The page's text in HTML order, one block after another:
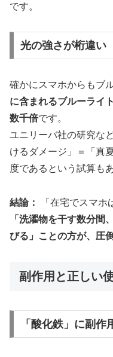
です。
光の強さが桁違い
確かにスマホからもブ
に含まれるブルーライ
数千倍です。
ユニリーバ社の研究な
けるダメージ」＝「真
度であるという試算も
結論：
「在宅でスマホ
「洗濯物を干す数分間
びる」ことの方が、圧
副作用と正しい
「酸化鉄」に副作